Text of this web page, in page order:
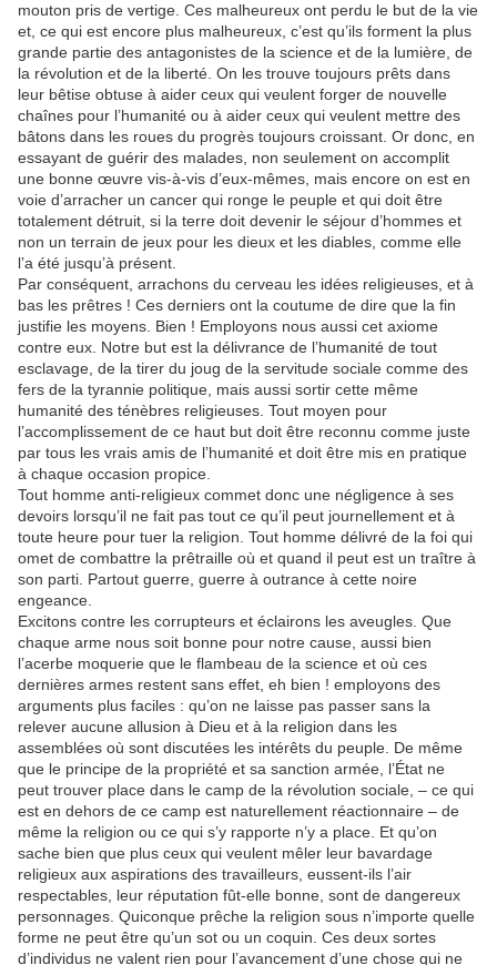
mouton pris de vertige. Ces malheureux ont perdu le but de la vie
et, ce qui est encore plus malheureux, c’est qu’ils forment la plus
grande partie des antagonistes de la science et de la lumière, de
la révolution et de la liberté. On les trouve toujours prêts dans
leur bêtise obtuse à aider ceux qui veulent forger de nouvelle
chaînes pour l’humanité ou à aider ceux qui veulent mettre des
bâtons dans les roues du progrès toujours croissant. Or donc, en
essayant de guérir des malades, non seulement on accomplit
une bonne œuvre vis-à-vis d’eux-mêmes, mais encore on est en
voie d’arracher un cancer qui ronge le peuple et qui doit être
totalement détruit, si la terre doit devenir le séjour d’hommes et
non un terrain de jeux pour les dieux et les diables, comme elle
l’a été jusqu’à présent.
Par conséquent, arrachons du cerveau les idées religieuses, et à
bas les prêtres ! Ces derniers ont la coutume de dire que la fin
justifie les moyens. Bien ! Employons nous aussi cet axiome
contre eux. Notre but est la délivrance de l’humanité de tout
esclavage, de la tirer du joug de la servitude sociale comme des
fers de la tyrannie politique, mais aussi sortir cette même
humanité des ténèbres religieuses. Tout moyen pour
l’accomplissement de ce haut but doit être reconnu comme juste
par tous les vrais amis de l’humanité et doit être mis en pratique
à chaque occasion propice.
Tout homme anti-religieux commet donc une négligence à ses
devoirs lorsqu’il ne fait pas tout ce qu’il peut journellement et à
toute heure pour tuer la religion. Tout homme délivré de la foi qui
omet de combattre la prêtraille où et quand il peut est un traître à
son parti. Partout guerre, guerre à outrance à cette noire
engeance.
Excitons contre les corrupteurs et éclairons les aveugles. Que
chaque arme nous soit bonne pour notre cause, aussi bien
l’acerbe moquerie que le flambeau de la science et où ces
dernières armes restent sans effet, eh bien ! employons des
arguments plus faciles : qu’on ne laisse pas passer sans la
relever aucune allusion à Dieu et à la religion dans les
assemblées où sont discutées les intérêts du peuple. De même
que le principe de la propriété et sa sanction armée, l’État ne
peut trouver place dans le camp de la révolution sociale, – ce qui
est en dehors de ce camp est naturellement réactionnaire – de
même la religion ou ce qui s’y rapporte n’y a place. Et qu’on
sache bien que plus ceux qui veulent mêler leur bavardage
religieux aux aspirations des travailleurs, eussent-ils l’air
respectables, leur réputation fût-elle bonne, sont de dangereux
personnages. Quiconque prêche la religion sous n’importe quelle
forme ne peut être qu’un sot ou un coquin. Ces deux sortes
d’individus ne valent rien pour l’avancement d’une chose qui ne